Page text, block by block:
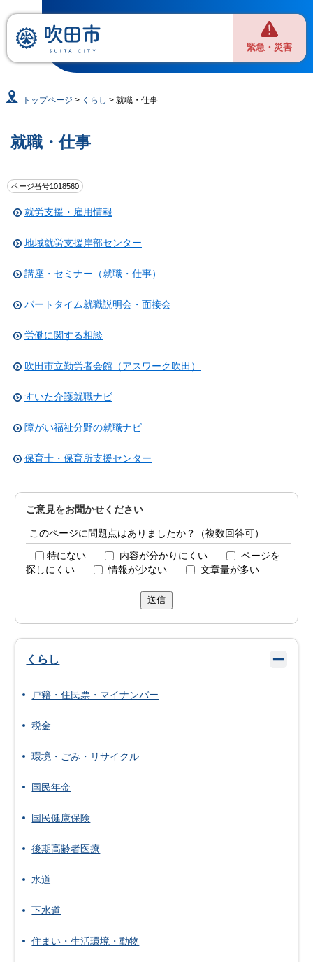
緊急・災害
トップページ > くらし > 就職・仕事
就職・仕事
ページ番号1018560
就労支援・雇用情報
地域就労支援岸部センター
講座・セミナー（就職・仕事）
パートタイム就職説明会・面接会
労働に関する相談
吹田市立勤労者会館（アスワーク吹田）
すいた介護就職ナビ
障がい福祉分野の就職ナビ
保育士・保育所支援センター
ご意見をお聞かせください
このページに問題点はありましたか？（複数回答可）
特にない 内容が分かりにくい
ページを
探しにくい
情報が少ない 文章量が多い
送信
くらし
戸籍・住民票・マイナンバー
税金
環境・ごみ・リサイクル
国民年金
国民健康保険
後期高齢者医療
水道
下水道
住まい・生活環境・動物